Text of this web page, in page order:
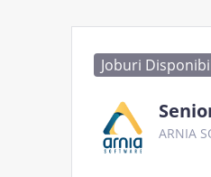
Joburi
ARNIA